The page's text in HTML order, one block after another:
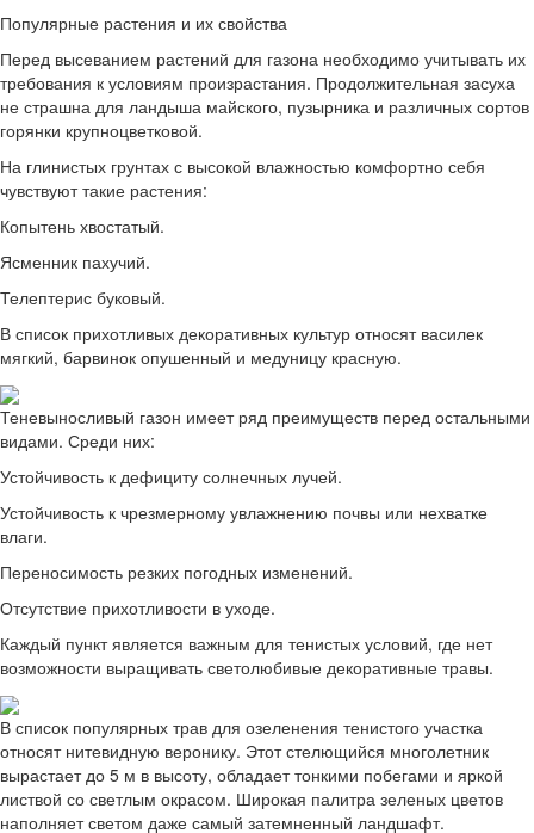
Популярные растения и их свойства
Перед высеванием растений для газона необходимо учитывать их
требования к условиям произрастания. Продолжительная засуха
не страшна для ландыша майского, пузырника и различных сортов
горянки крупноцветковой.
На глинистых грунтах с высокой влажностью комфортно себя
чувствуют такие растения:
Копытень хвостатый.
Ясменник пахучий.
Телептерис буковый.
В список прихотливых декоративных культур относят василек
мягкий, барвинок опушенный и медуницу красную.
Теневыносливый газон имеет ряд преимуществ перед остальными
видами. Среди них:
Устойчивость к дефициту солнечных лучей.
Устойчивость к чрезмерному увлажнению почвы или нехватке
влаги.
Переносимость резких погодных изменений.
Отсутствие прихотливости в уходе.
Каждый пункт является важным для тенистых условий, где нет
возможности выращивать светолюбивые декоративные травы.
В список популярных трав для озеленения тенистого участка
относят нитевидную веронику. Этот стелющийся многолетник
вырастает до 5 м в высоту, обладает тонкими побегами и яркой
листвой со светлым окрасом. Широкая палитра зеленых цветов
наполняет светом даже самый затемненный ландшафт.